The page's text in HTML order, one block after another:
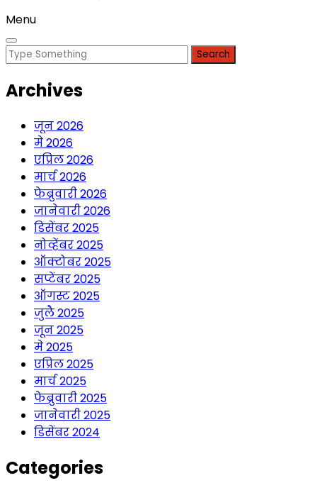
Menu
Search
Archives
जून 2026
मे 2026
एप्रिल 2026
मार्च 2026
फेब्रुवारी 2026
जानेवारी 2026
डिसेंबर 2025
नोव्हेंबर 2025
ऑक्टोबर 2025
सप्टेंबर 2025
ऑगस्ट 2025
जुलै 2025
जून 2025
मे 2025
एप्रिल 2025
मार्च 2025
फेब्रुवारी 2025
जानेवारी 2025
डिसेंबर 2024
Categories